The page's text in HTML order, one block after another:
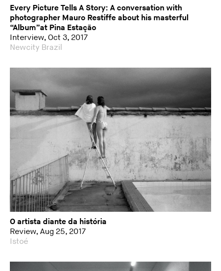
Every Picture Tells A Story: A conversation with
photographer Mauro Restiffe about his masterful
“Album”at Pina Estação
Interview, Oct 3, 2017
Newcity Brazil
O artista diante da história
Review, Aug 25, 2017
Istoé